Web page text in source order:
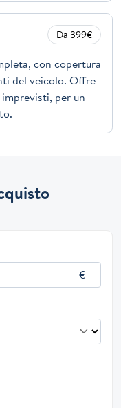
Da 399€
con copertura
del veicolo. Offre
per un